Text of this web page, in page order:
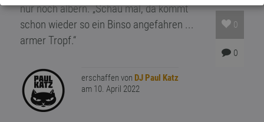
nur noch albern. „Schau mal, da kommt
schon wieder so ein Binso angefahren ...
armer Tropf.“
0
0
erschaffen von DJ Paul Katz
am 10. April 2022